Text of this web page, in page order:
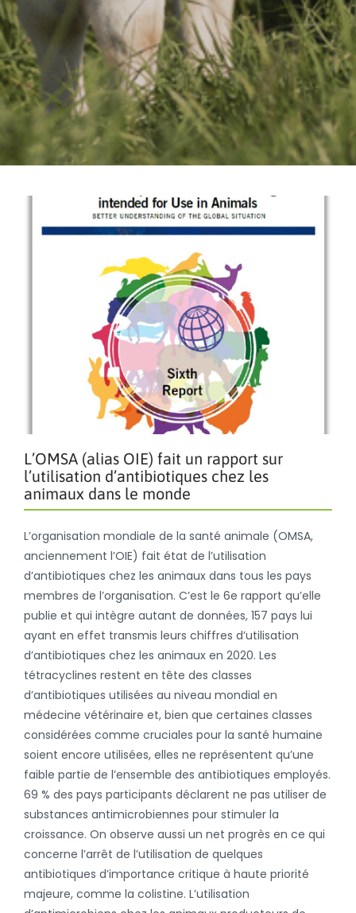
L’OMSA (alias OIE) fait un rapport sur
l’utilisation d’antibiotiques chez les
animaux dans le monde
L’organisation mondiale de la santé animale (OMSA,
anciennement l’OIE) fait état de l’utilisation
d’antibiotiques chez les animaux dans tous les pays
membres de l’organisation. C’est le 6e rapport qu’elle
publie et qui intègre autant de données, 157 pays lui
ayant en effet transmis leurs chiffres d’utilisation
d’antibiotiques chez les animaux en 2020. Les
tétracyclines restent en tête des classes
d’antibiotiques utilisées au niveau mondial en
médecine vétérinaire et, bien que certaines classes
considérées comme cruciales pour la santé humaine
soient encore utilisées, elles ne représentent qu’une
faible partie de l’ensemble des antibiotiques employés.
69 % des pays participants déclarent ne pas utiliser de
substances antimicrobiennes pour stimuler la
croissance. On observe aussi un net progrès en ce qui
concerne l’arrêt de l’utilisation de quelques
antibiotiques d’importance critique à haute priorité
majeure, comme la colistine. L’utilisation